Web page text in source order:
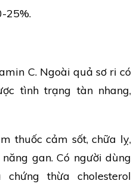
25%.
C. Ngoài quả sơ ri có
tình trạng tàn nhang,
thuốc cảm sốt, chữa lỵ,
gan. Có người dùng
thừa cholesterol